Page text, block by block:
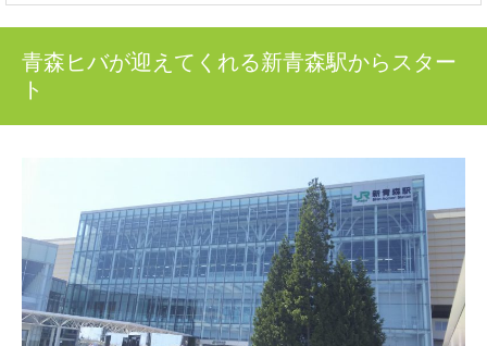
魚梁瀬杉の巨木たちに会う：高知県馬路村
「千本山」の旅
秋田杉、吉野杉と並んで”日本三大杉美林”とされる、高知
県の「魚梁瀬杉（やなせすぎ）」。 天然魚...
青森ヒバが迎えてくれる新青森駅からスター
ト